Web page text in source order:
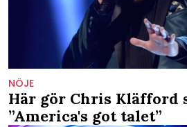
NÖJE
Här gör Chris Kläfford
”America's got talet”